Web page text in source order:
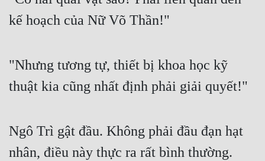
Cổ Đại
Gia Đấu
Góc Nhìn Nam
kế hoạch của Nữ Võ Thần!"
"Nhưng tương tự, thiết bị khoa học kỹ
thuật kia cũng nhất định phải giải quyết!"
Ngô Trì gật đầu. Không phải đầu đạn hạt
nhân, điều này thực ra rất bình thường.